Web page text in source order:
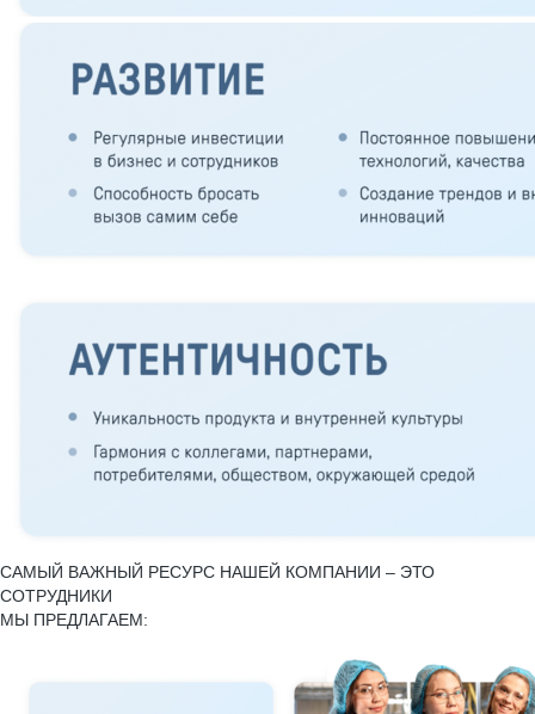
САМЫЙ ВАЖНЫЙ РЕСУРС НАШЕЙ КОМПАНИИ – ЭТО
СОТРУДНИКИ
МЫ ПРЕДЛАГАЕМ: